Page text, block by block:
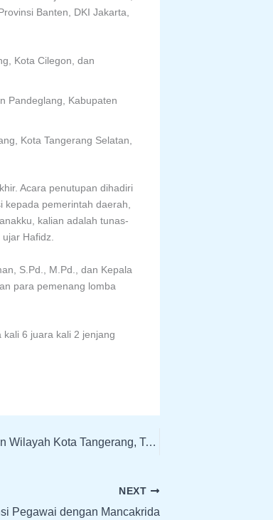
Banten, DKI Jakarta,
Kota Cilegon, dan
Pandeglang, Kabupaten
Kota Tangerang Selatan,
Acara penutupan dihadiri
kepada pemerintah daerah,
kalian adalah tunas-
Hafidz.
S.Pd., M.Pd., dan Kepala
para pemenang lomba
6 juara kali 2 jenjang
Sosialisasi UKBI bagi Pemangku Kepentingan di Lingkungan Dinas Pendidikan dan Kebudayaan Provinsi Banten Wilayah Kota Tangerang, Tangerang Selatan, dan Kab. Tangerang
NEXT
Pegawai dengan Mancakrida